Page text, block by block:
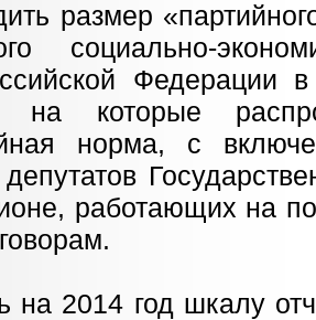
размер
социально-
Федерации
на которые
норма, с
работающих на
на 2014 год шкалу